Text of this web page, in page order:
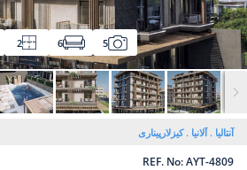
5
6
2
آنتالیا آلانیا کیزلارپیناری
REF. No: AYT-4809